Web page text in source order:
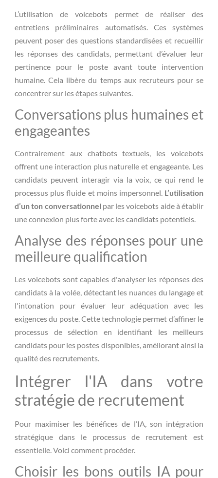
L’utilisation de voicebots permet de réaliser des
entretiens préliminaires automatisés. Ces systèmes
peuvent poser des questions standardisées et recueillir
les réponses des candidats, permettant d’évaluer leur
pertinence pour le poste avant toute intervention
humaine. Cela libère du temps aux recruteurs pour se
concentrer sur les étapes suivantes.
Conversations plus humaines et
engageantes
Contrairement aux chatbots textuels, les voicebots
offrent une interaction plus naturelle et engageante. Les
candidats peuvent interagir via la voix, ce qui rend le
processus plus fluide et moins impersonnel. L’utilisation
d’un ton conversationnel par les voicebots aide à établir
une connexion plus forte avec les candidats potentiels.
Analyse des réponses pour une
meilleure qualification
Les voicebots sont capables d'analyser les réponses des
candidats à la volée, détectant les nuances du langage et
l'intonation pour évaluer leur adéquation avec les
exigences du poste. Cette technologie permet d’affiner le
processus de sélection en identifiant les meilleurs
candidats pour les postes disponibles, améliorant ainsi la
qualité des recrutements.
Intégrer l'IA dans votre
stratégie de recrutement
Pour maximiser les bénéfices de l’IA, son intégration
stratégique dans le processus de recrutement est
essentielle. Voici comment procéder.
Choisir les bons outils IA pour